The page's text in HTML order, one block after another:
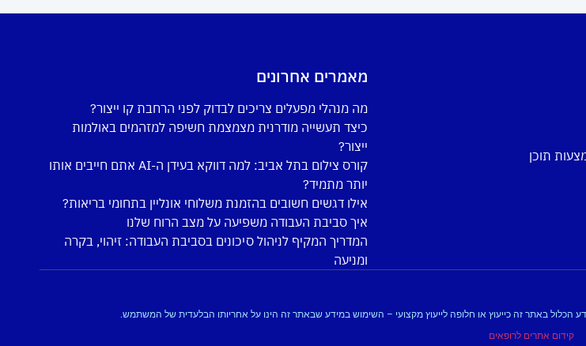
תוכן
מאמרים אחרונים
מה מנהלי מפעלים צריכים לבדוק לפני הרחבת קו ייצור?
כיצד תעשייה מודרנית מצמצמת חשיפה למזהמים באולמות
ייצור?
קורס צילום בתל אביב: למה דווקא בעידן ה-AI אתם חייבים אותו
יותר מתמיד?
אילו דגשים חשובים בהזמנת משלוחי אונליין בתחומי בריאות?
איך סביבת העבודה משפיעה על מצב הרוח שלנו
המדריך המקיף לניהול סיכונים בסביבת העבודה: זיהוי, בקרה
ומניעה
הכלול באתר זה כייעוץ או חלופה לייעוץ מקצועי – השימוש במידע שבאתר זה הינו על אחריותו הבלעדית של המשתמש.
קידום אתרים לרופאים